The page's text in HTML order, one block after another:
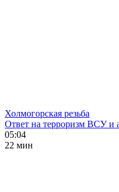
Холмогорская резьба
Ответ на терроризм ВСУ и
05:04
22 мин